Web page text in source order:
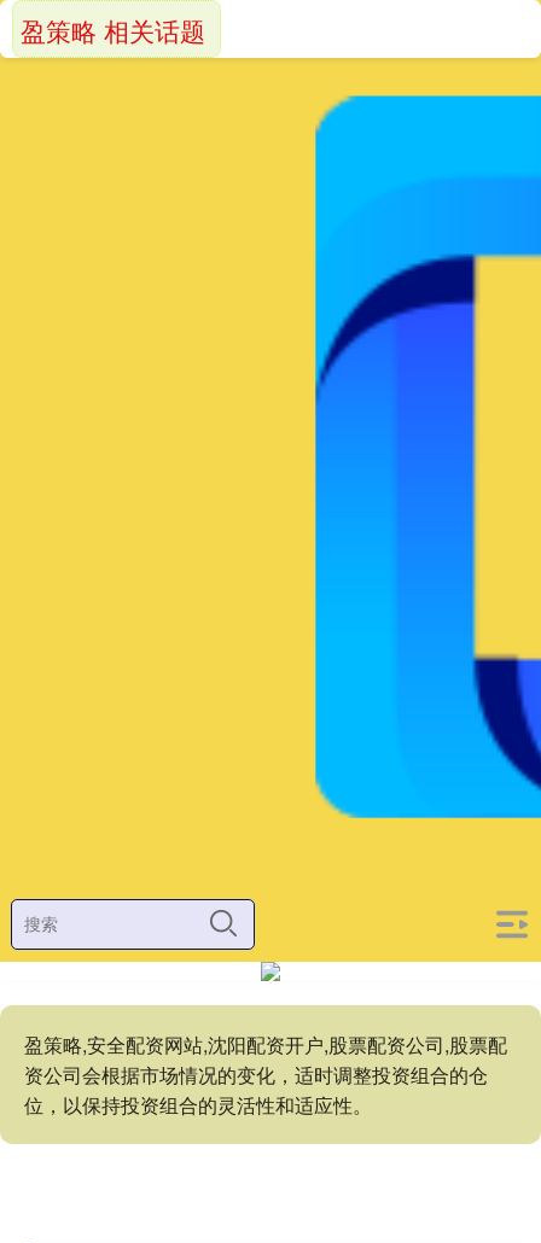
盈策略,安全配资网站,沈阳配资开户,股票配资公司,股票配
资公司会根据市场情况的变化，适时调整投资组合的仓
位，以保持投资组合的灵活性和适应性。
盈策略 相关话题